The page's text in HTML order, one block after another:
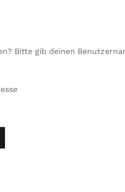
Bitte gib deinen